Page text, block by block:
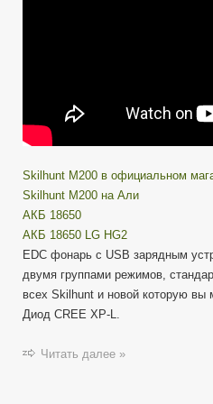
Skilhunt M200 в официальном
Skilhunt M200 на Али
АКБ 18650
АКБ 18650 LG HG2
EDC фонарь с USB зарядным
двумя группами режимов,
всех Skilhunt и новой которую вы
Диод CREE XP-L.
Читать далее »